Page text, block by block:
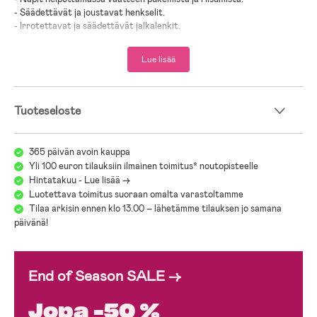
- Säädettävät ja joustavat henkselit.
- Irrotettavat ja säädettävät jalkalenkit.
- Tuotteelle on myönnetty Öko-Tex® Standard 100 -sertifikaatti, joten
- 100 % polyuretaani.
Lue lisää
Tuoteseloste
365 päivän avoin kauppa
Yli 100 euron tilauksiin ilmainen toimitus* noutopisteelle
Hintatakuu - Lue lisää ->
Luotettava toimitus suoraan omalta varastoltamme
Tilaa arkisin ennen klo 13.00 – lähetämme tilauksen jo samana
päivänä!
End of Season SALE →
Jopa -50 %